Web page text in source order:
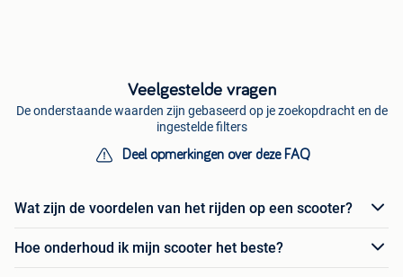
Veelgestelde vragen
De onderstaande waarden zijn gebaseerd op je zoekopdracht en de
ingestelde filters
Deel opmerkingen over deze FAQ
Wat zijn de voordelen van het rijden op een scooter?
Hoe onderhoud ik mijn scooter het beste?